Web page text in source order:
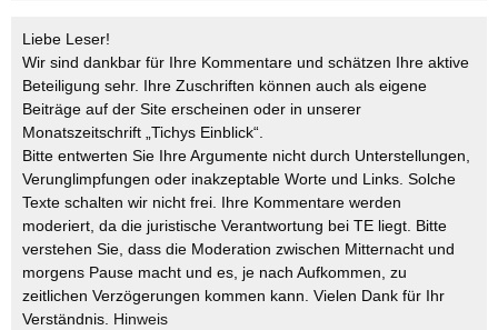
Liebe Leser!
Wir sind dankbar für Ihre Kommentare und schätzen Ihre aktive
Beteiligung sehr. Ihre Zuschriften können auch als eigene
Beiträge auf der Site erscheinen oder in unserer
Monatszeitschrift „Tichys Einblick“.
Bitte entwerten Sie Ihre Argumente nicht durch Unterstellungen,
Verunglimpfungen oder inakzeptable Worte und Links. Solche
Texte schalten wir nicht frei. Ihre Kommentare werden
moderiert, da die juristische Verantwortung bei TE liegt. Bitte
verstehen Sie, dass die Moderation zwischen Mitternacht und
morgens Pause macht und es, je nach Aufkommen, zu
zeitlichen Verzögerungen kommen kann. Vielen Dank für Ihr
Verständnis. Hinweis